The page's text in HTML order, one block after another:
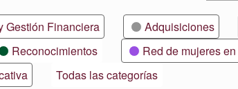
Gestión Financiera Adquisiciones
Reconocimientos Red de mujeres
Todas las categorías